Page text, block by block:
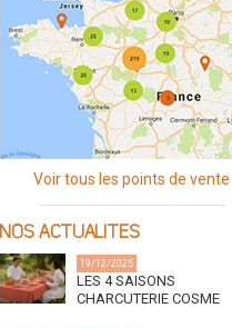
Voir tous les points de vente
NOS ACTUALITES
19/12/2025
LES 4 SAISONS
CHARCUTERIE COSME